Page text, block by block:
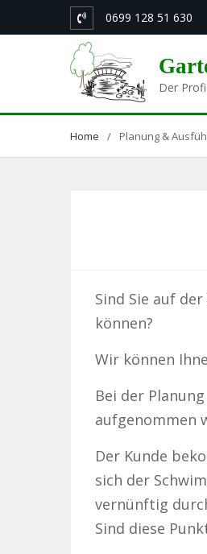
0699 128 51 630
Der
Home Planung &
Sind Sie auf
können?
Wir können
Bei der
aufgenommen
Der Kunde
sich der
vernünftig
Sind diese